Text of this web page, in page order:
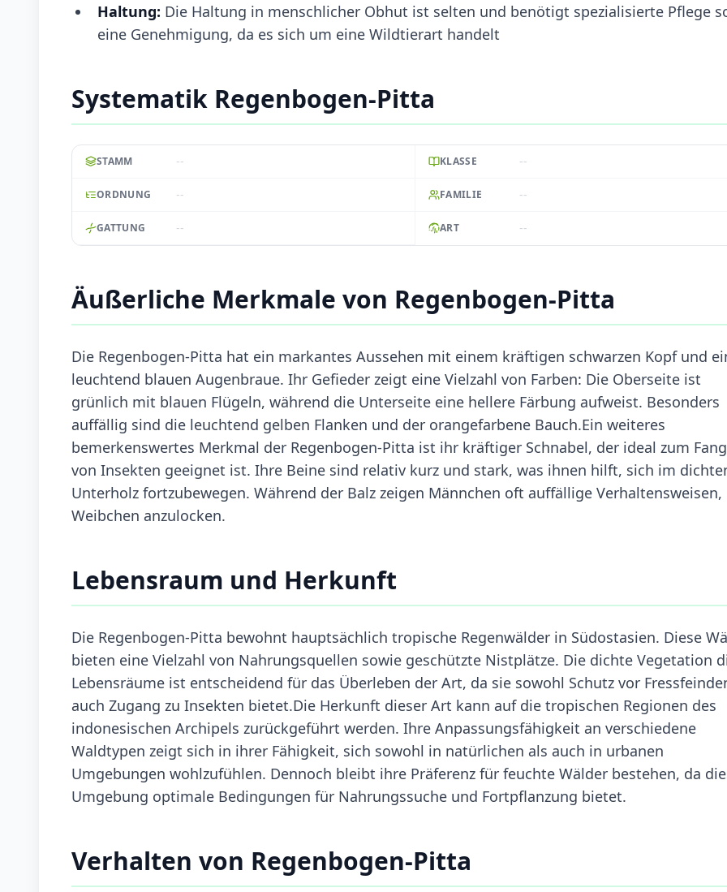
Haltung: Die Haltung in menschlicher Obhut ist selten und benötigt spezialisierte Pflege
eine Genehmigung, da es sich um eine Wildtierart handelt
Systematik Regenbogen-Pitta
STAMM -- KLASSE --
ORDNUNG -- FAMILIE --
GATTUNG -- ART --
Äußerliche Merkmale von Regenbogen-Pitta
Die Regenbogen-Pitta hat ein markantes Aussehen mit einem kräftigen schwarzen Kopf und
leuchtend blauen Augenbraue. Ihr Gefieder zeigt eine Vielzahl von Farben: Die Oberseite ist
grünlich mit blauen Flügeln, während die Unterseite eine hellere Färbung aufweist. Besonders
auffällig sind die leuchtend gelben Flanken und der orangefarbene Bauch.Ein weiteres
bemerkenswertes Merkmal der Regenbogen-Pitta ist ihr kräftiger Schnabel, der ideal zum
von Insekten geeignet ist. Ihre Beine sind relativ kurz und stark, was ihnen hilft, sich im
Unterholz fortzubewegen. Während der Balz zeigen Männchen oft auffällige Verhaltensweisen,
Weibchen anzulocken.
Lebensraum und Herkunft
Die Regenbogen-Pitta bewohnt hauptsächlich tropische Regenwälder in Südostasien. Diese
bieten eine Vielzahl von Nahrungsquellen sowie geschützte Nistplätze. Die dichte Vegetation
Lebensräume ist entscheidend für das Überleben der Art, da sie sowohl Schutz vor
auch Zugang zu Insekten bietet.Die Herkunft dieser Art kann auf die tropischen Regionen des
indonesischen Archipels zurückgeführt werden. Ihre Anpassungsfähigkeit an verschiedene
Waldtypen zeigt sich in ihrer Fähigkeit, sich sowohl in natürlichen als auch in urbanen
Umgebungen wohlzufühlen. Dennoch bleibt ihre Präferenz für feuchte Wälder bestehen, da
Umgebung optimale Bedingungen für Nahrungssuche und Fortpflanzung bietet.
Verhalten von Regenbogen-Pitta